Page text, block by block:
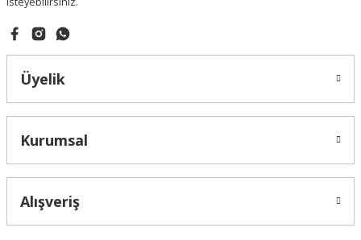
Üyelik
Kurumsal
Alışveriş